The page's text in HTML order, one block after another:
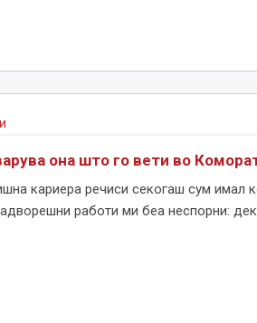
она што го вети во
кариера речиси секогаш сум имал
работи ми беа неспорни: